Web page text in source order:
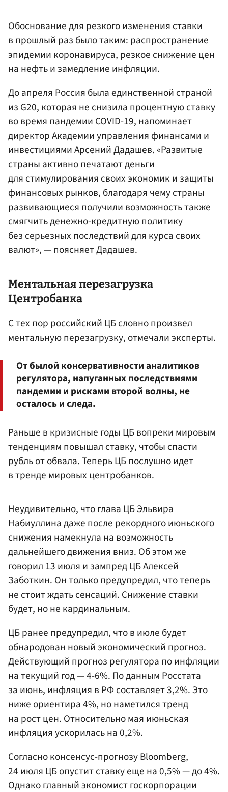
Обоснование для резкого изменения ставки
в прошлый раз было таким: распространение
эпидемии коронавируса, резкое снижение цен
на нефть и замедление инфляции.
До апреля Россия была единственной страной
из G20, которая не снизила процентную ставку
во время пандемии COVID-19, напоминает
директор Академии управления финансами и
инвестициями Арсений Дадашев. «Развитые
страны активно печатают деньги
для стимулирования своих экономик и защиты
финансовых рынков, благодаря чему страны
развивающиеся получили возможность также
смягчить денежно-кредитную политику
без серьезных последствий для курса своих
валют», — поясняет Дадашев.
Ментальная перезагрузка
Центробанка
С тех пор российский ЦБ словно произвел
ментальную перезагрузку, отмечали эксперты.
От былой консервативности аналитиков
регулятора, напуганных последствиями
пандемии и рисками второй волны, не
осталось и следа.
Раньше в кризисные годы ЦБ вопреки мировым
тенденциям повышал ставку, чтобы спасти
рубль от обвала. Теперь ЦБ послушно идет
в тренде мировых центробанков.
Неудивительно, что глава ЦБЭльвира
Набиуллинадаже после рекордного июньского
снижения намекнула на возможность
дальнейшего движения вниз. Об этом же
говорил 13 июля и зампред ЦБАлексей
Заботкин. Он только предупредил, что теперь
не стоит ждать сенсаций. Снижение ставки
будет, но не кардинальным.
ЦБ ранее предупредил, что в июле будет
обнародован новый экономический прогноз.
Действующий прогноз регулятора по инфляции
на текущий год — 4-6%. По данным Росстата
за июнь, инфляция в РФ составляет 3,2%. Это
ниже ориентира 4%, но наметился тренд
на рост цен. Относительно мая июньская
инфляция ускорилась на 0,2%.
Согласно консенсус-прогнозу Bloomberg,
24 июля ЦБ опустит ставку еще на 0,5% — до 4%.
Однако главный экономист госкорпорации